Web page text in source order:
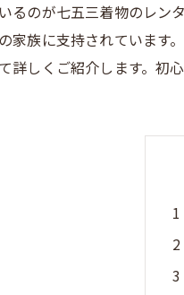
るのが七五三着物のレン
家族に支持されています
詳しくご紹介します。初